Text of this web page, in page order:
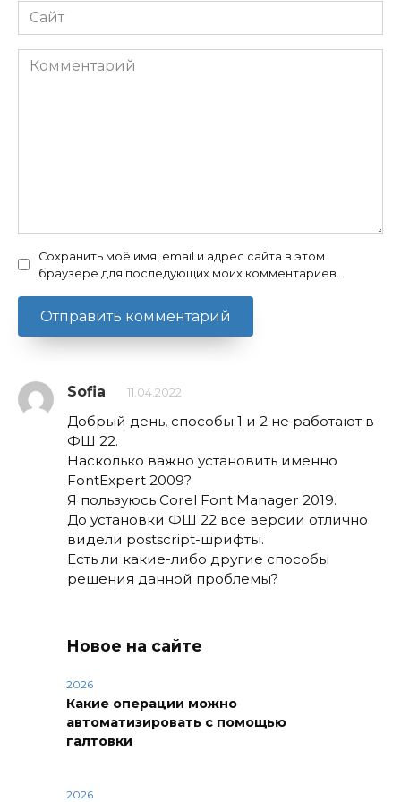
Сайт
Комментарий
Сохранить моё имя, email и адрес сайта в этом
браузере для последующих моих комментариев.
Sofia 11.04.2022
Добрый день, способы 1 и 2 не работают в
ФШ 22.
Насколько важно установить именно
FontExpert 2009?
Я пользуюсь Corel Font Manager 2019.
До установки ФШ 22 все версии отлично
видели postscript-шрифты.
Есть ли какие-либо другие способы
решения данной проблемы?
Новое на сайте
2026
Какие операции можно
автоматизировать с помощью
галтовки
2026